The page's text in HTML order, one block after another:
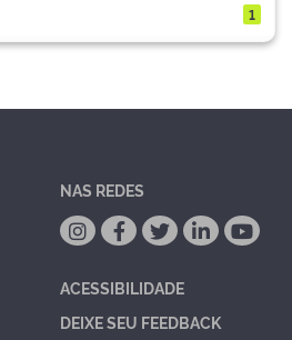
1
NAS REDES
ACESSIBILIDADE
DEIXE SEU FEEDBACK